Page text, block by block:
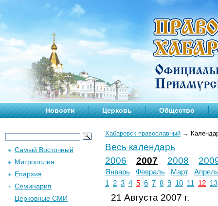
Новости Церковь Общество
Хабаровск православный →
Весь календарь
2006
2007 2008
Январь Февраль Март
1
2 3 4 5 6 7 8 9 10 11 12 13
21 Августа 2007 г.
Самый Восточный
Митрополия
Епархия
Семинария
Церковные СМИ